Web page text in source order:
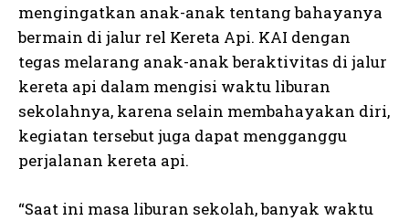
mengingatkan anak-anak tentang bahayanya
bermain di jalur rel Kereta Api. KAI dengan
tegas melarang anak-anak beraktivitas di jalur
kereta api dalam mengisi waktu liburan
sekolahnya, karena selain membahayakan diri,
kegiatan tersebut juga dapat mengganggu
perjalanan kereta api.
“Saat ini masa liburan sekolah, banyak waktu